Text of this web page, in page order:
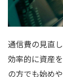
通信費の見直
効率的に資産
の方でも始め